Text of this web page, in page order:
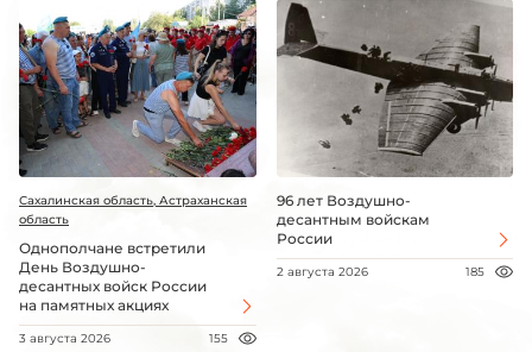
Сахалинская область, Астраханская
область
Однополчане встретили
День Воздушно-
десантных войск России
на памятных акциях
3 августа 2026 155
96 лет Воздушно-
десантным войскам
России
2 августа 2026 185